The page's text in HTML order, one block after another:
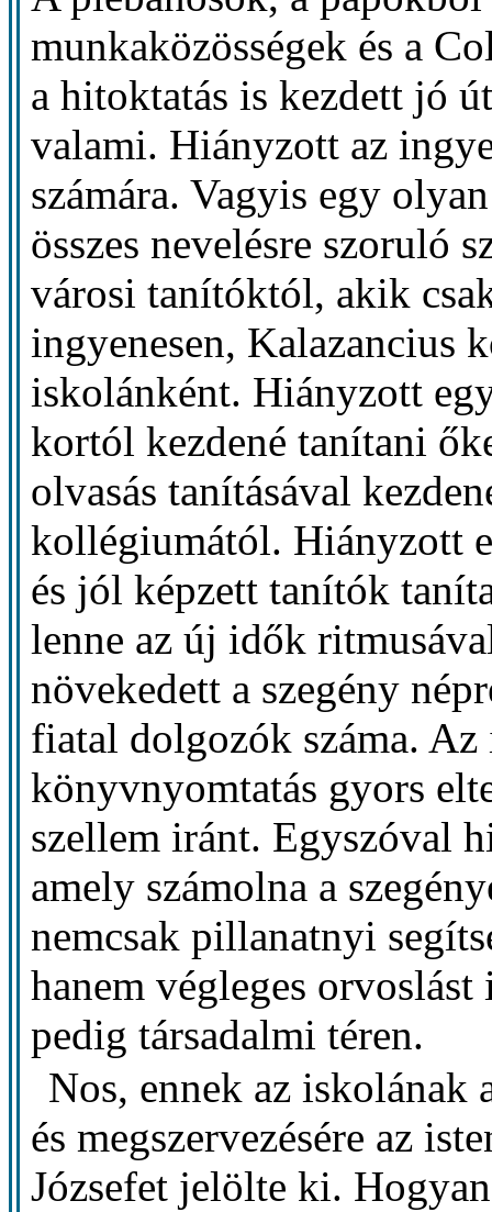
munkaközösségek és a
a hitoktatás is kezdett jó
valami. Hiányzott az
számára. Vagyis egy
összes nevelésre szoruló
városi tanítóktól, akik
ingyenesen, Kalazancius
iskolánként. Hiányzott
kortól kezdené tanítani
olvasás tanításával
kollégiumától. Hiányzott
és jól képzett tanítók
lenne az új idők
növekedett a szegény
fiatal dolgozók száma.
könyvnyomtatás gyors
szellem iránt. Egyszóval
amely számolna a
nemcsak pillanatnyi
hanem végleges
pedig társadalmi téren.
Nos, ennek az iskolának
és megszervezésére az
Józsefet jelölte ki.